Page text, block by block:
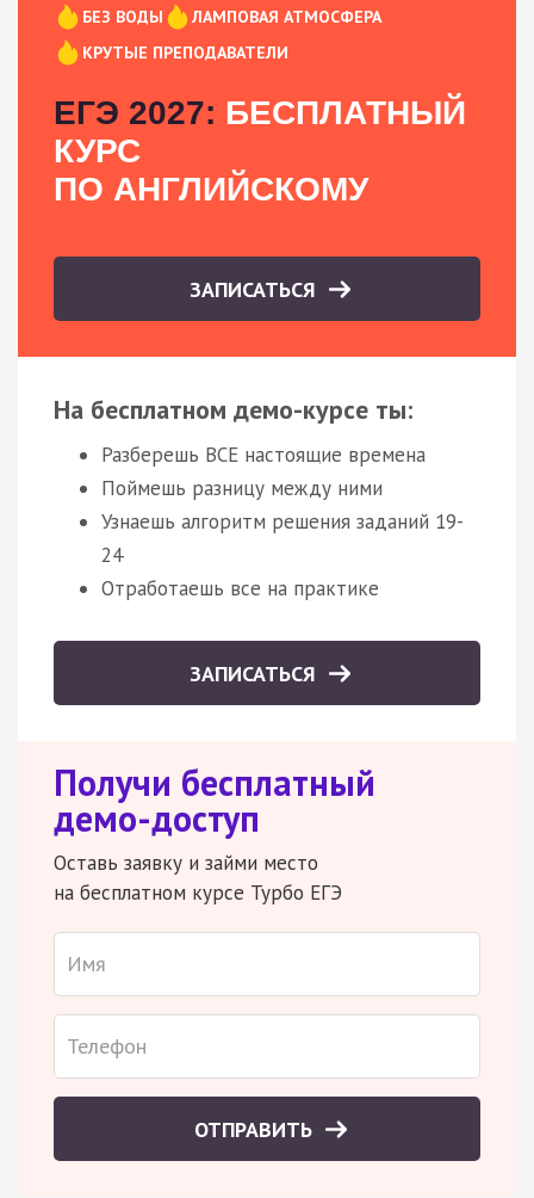
БЕЗ ВОДЫ
ЛАМПОВАЯ АТМОСФЕРА
КРУТЫЕ ПРЕПОДАВАТЕЛИ
ЕГЭ 2027: БЕСПЛАТНЫЙ
КУРС
ПО АНГЛИЙСКОМУ
ЗАПИСАТЬСЯ
На бесплатном демо-курсе ты:
Разберешь ВСЕ настоящие времена
Поймешь разницу между ними
Узнаешь алгоритм решения заданий 19-
24
Отработаешь все на практике
ЗАПИСАТЬСЯ
Получи бесплатный
демо-доступ
Оставь заявку и займи место
на бесплатном курсе Турбо ЕГЭ
ОТПРАВИТЬ